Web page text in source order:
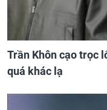
Trần Khôn cạo trọc
quá khác lạ